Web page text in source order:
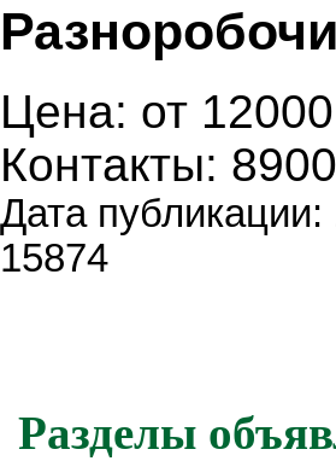
Цена: от 12000
Контакты:
Дата
15874
Разделы